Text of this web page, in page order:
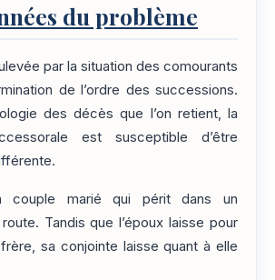
du problème
par la situation des comourants
de l’ordre des successions.
des décès que l’on retient, la
est susceptible d’être
couple marié qui périt dans un
Tandis que l’époux laisse pour
sa conjointe laisse quant à elle